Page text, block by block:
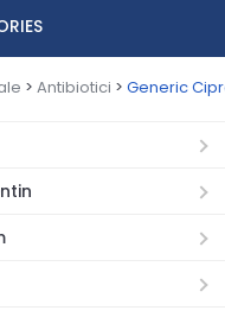
> Antibiotici > Generic